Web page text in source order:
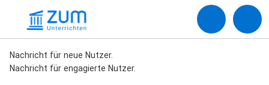
Nachricht für neue Nutzer.
Nachricht für engagierte Nutzer.